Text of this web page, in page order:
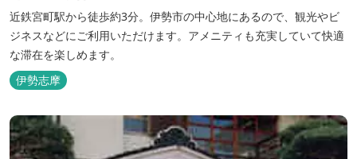
近鉄宮町駅から徒歩約3分。伊勢市の中心地にあるので、観光やビ
ジネスなどにご利用いただけます。アメニティも充実していて快適
な滞在を楽しめます。
伊勢志摩